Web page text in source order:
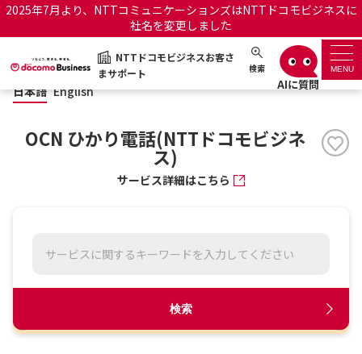
2025年7月より、NTTコミュニケーションズはNTTドコモビジネスに
社名を変更しました
NTTドコモビジネスお客さ
まサポート
検索 MENU
NTTドコモビジネスお客さまサポート 日本語 English
サポートトップ
サービス名から探す
OCNのお客さまはこちら
ビス
オフィシャルサイト
日本語 English
OCN ひかり電話(NTTドコモビジネ
ス)
サービス詳細はこちら
検索